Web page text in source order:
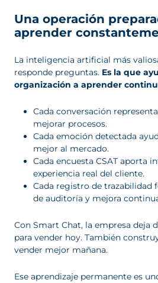
Una operación
aprender
La inteligencia artificial más
responde preguntas. Es la que
organización a aprender
Cada conversación
mejorar procesos.
Cada emoción detectada
mejor al mercado.
Cada encuesta CSAT aporta
experiencia real del cliente.
Cada registro de trazabilidad
de auditoría y mejora
Con Smart Chat, la empresa deja
para vender hoy. También
vender mejor mañana.
Ese aprendizaje permanente es